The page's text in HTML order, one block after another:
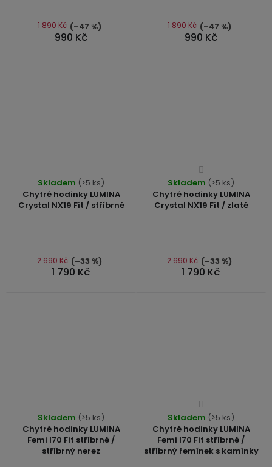
990 Kč
1 890 Kč (–47 %)
5
hvězdiček.
990 Kč
1 890 Kč (–47 %)
Chytré hodinky LUMINA
Crystal NX19 Fit / stříbrné
hodnocení
produktu
5
hvězdiček.
Skladem (>5 ks)
1 790 Kč
2 690 Kč (–33 %)
Chytré hodinky LUMINA
Crystal NX19 Fit / zlaté
Průměrné
hodnocení
produktu
5
hvězdiček.
Skladem (>5 ks)
1 790 Kč
2 690 Kč (–33 %)
Chytré hodinky LUMINA
Femi I70 Fit stříbrné /
stříbrný nerez
hodnocení
produktu
je
Skladem (>5 ks)
Chytré hodinky LUMINA
Femi I70 Fit stříbrné /
stříbrný řemínek s kamínky
Průměrné
hodnocení
produktu
je
Skladem (>5 ks)